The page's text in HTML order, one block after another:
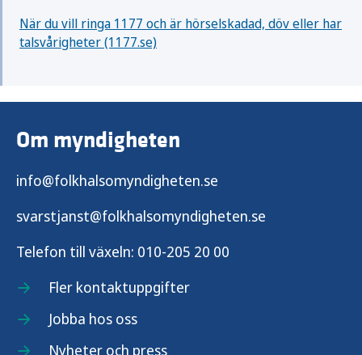
När du vill ringa 1177 och är hörselskadad, döv eller har
talsvårigheter (1177.se)
Om myndigheten
info@folkhalsomyndigheten.se
svarstjanst@folkhalsomyndigheten.se
Telefon till växeln: 010-205 20 00
Fler kontaktuppgifter
Jobba hos oss
Nyheter och press